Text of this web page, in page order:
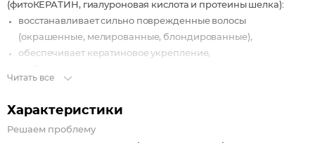
(фитоКЕРАТИН, гиалуроновая кислота и протеины шелка):
восстанавливает сильно поврежденные волосы
(окрашенные, мелированные, блондированные),
обеспечивает кератиновое укрепление,
придает шелковистость и здоровый блеск волосам.
Читать все
Характеристики
Решаем проблему